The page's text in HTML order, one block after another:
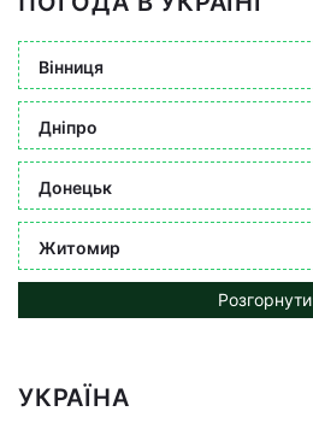
Вінниця
Дніпро
Донецьк
Житомир
Розгорнути
УКРАЇНА